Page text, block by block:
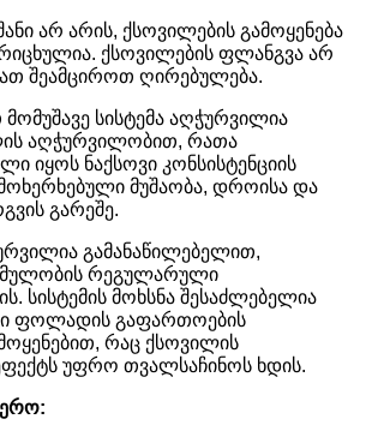
არ არის, ქსოვილების გამოყენება
ქსოვილების ფლანგვა არ
შეამციროთ ღირებულება.
სისტემა აღჭურვილია
აღჭურვილობით, რათა
იყოს ნაქსოვი კონსისტენციის
მუშაობა, დროისა და
გარეშე.
გამანაწილებელით,
რეგულარული
სისტემის მოხსნა შესაძლებელია
ფოლადის გაფართოების
რაც ქსოვილის
უფრო თვალსაჩინოს ხდის.
: